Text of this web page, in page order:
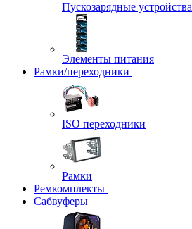
Пускозарядные устройства
Элементы питания
Рамки/переходники
ISO переходники
Рамки
Ремкомплекты
Сабвуферы